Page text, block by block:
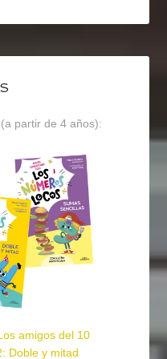
partir de 4 años):
amigos del 10
Doble y mitad